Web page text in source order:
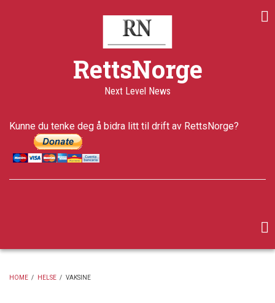
RettsNorge
Next Level News
Kunne du tenke deg å bidra litt til drift av RettsNorge?
HOME / HELSE / VAKSINE